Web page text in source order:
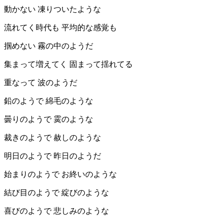
動かない 凍りついたような
流れてく時代も 平均的な感覚も
掴めない 霧の中のようだ
集まって増えてく 固まって揺れてる
重なって 波のようだ
鉛のようで 綿毛のような
曇りのようで 霙のような
裁きのようで 赦しのような
明日のようで 昨日のようだ
始まりのようで お終いのような
結び目のようで 綻びのような
喜びのようで 悲しみのような